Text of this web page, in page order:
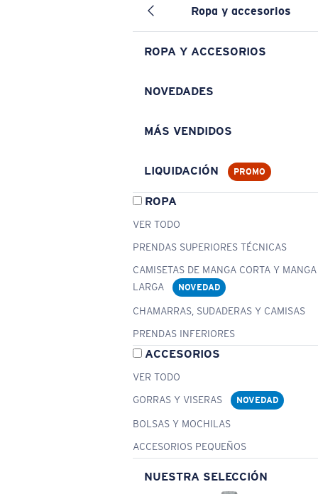
Ropa y accesorios
ROPA Y ACCESORIOS
NOVEDADES
MÁS VENDIDOS
LIQUIDACIÓN PROMO
ROPA
VER TODO
PRENDAS SUPERIORES TÉCNICAS
CAMISETAS DE MANGA CORTA Y MANGA
LARGA
NOVEDAD
CHAMARRAS, SUDADERAS Y CAMISAS
PRENDAS INFERIORES
ACCESORIOS
VER TODO
GORRAS Y VISERAS
NOVEDAD
BOLSAS Y MOCHILAS
ACCESORIOS PEQUEÑOS
NUESTRA SELECCIÓN